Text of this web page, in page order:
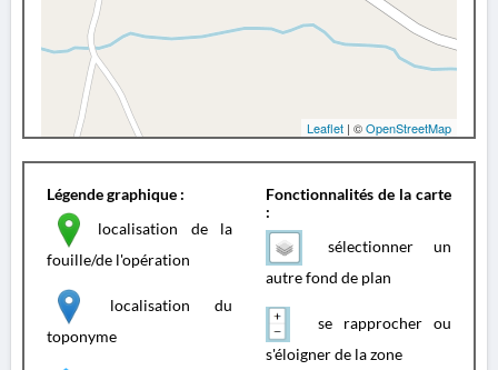
Leaflet | ©OpenStreetMap
Légende graphique :
localisation de la
fouille/de l'opération
localisation du
toponyme
Fonctionnalités de la carte
:
sélectionner un
autre fond de plan
se rapprocher ou
s'éloigner de la zone